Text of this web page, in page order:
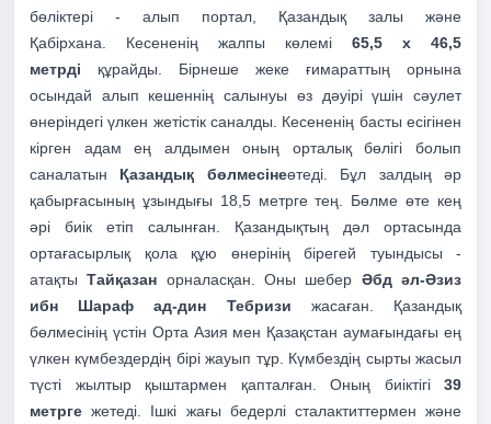
бөліктері - алып портал, Қазандық залы және
Қабірхана. Кесененің жалпы көлемі 65,5 х 46,5
метрді құрайды. Бірнеше жеке ғимараттың орнына
осындай алып кешеннің салынуы өз дәуірі үшін сәулет
өнеріндегі үлкен жетістік саналды. Кесененің басты есігінен
кірген адам ең алдымен оның орталық бөлігі болып
саналатын Қазандық бөлмесінеөтеді. Бұл залдың әр
қабырғасының ұзындығы 18,5 метрге тең. Бөлме өте кең
әрі биік етіп салынған. Қазандықтың дәл ортасында
ортағасырлық қола құю өнерінің бірегей туындысы -
атақтыТайқазан орналасқан. Оны шебер Әбд әл-Әзиз
ибн Шараф ад-дин Тебризи жасаған. Қазандық
бөлмесінің үстін Орта Азия мен Қазақстан аумағындағы ең
үлкен күмбездердің бірі жауып тұр. Күмбездің сырты жасыл
түсті жылтыр қыштармен қапталған. Оның биіктігі 39
метрге жетеді. Ішкі жағы бедерлі сталактиттермен және